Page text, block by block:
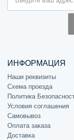
ИНФОРМАЦИЯ
Наши реквизиты
Схема проезда
Политика
Условия соглашения
Самовывоз
Оплата заказа
Доставка